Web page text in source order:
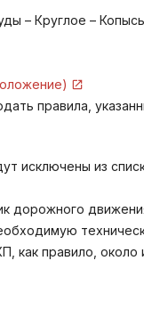
– Круглое –
правила,
исключены из
дорожного
как правило, около